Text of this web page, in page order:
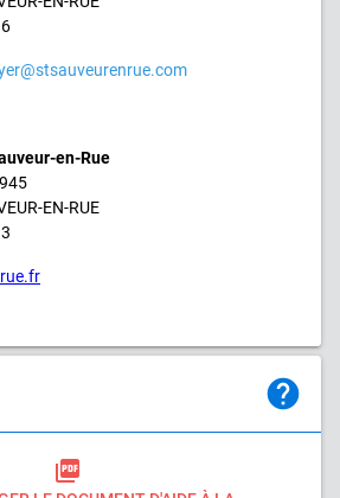
en-Rue
EN-RUE
help
picture_as_pdf